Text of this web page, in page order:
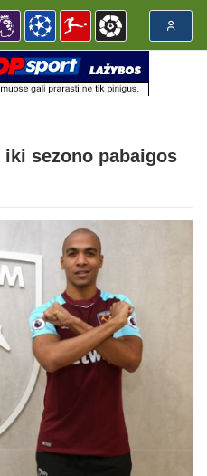
sezono pabaigos